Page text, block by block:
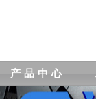
产品中心